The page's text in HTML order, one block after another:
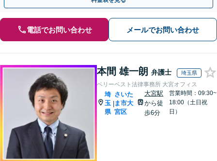
電話でお問い合わせ メールでお問い合わせ
本間 雄一朗 弁護士 埼玉県
ベリーベスト法律事務所 大宮オフィス
埼
玉
県
|
さいた
ま市大
宮区
大宮駅
から徒
歩6分
営業時間：09:30~
18:00（土日祝
日）